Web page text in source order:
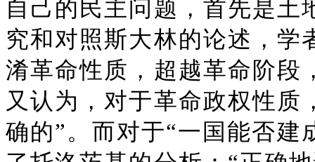
自己的民主问题，首先是土
究和对照斯大林的论述，学
淆革命性质，超越革命阶段
又认为，对于革命政权性质
确的”。而对于“一国能否建